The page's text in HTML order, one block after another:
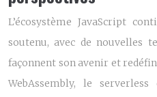
L’écosystème JavaScript
soutenu, avec de nouvelles
façonnent son avenir et
WebAssembly, le